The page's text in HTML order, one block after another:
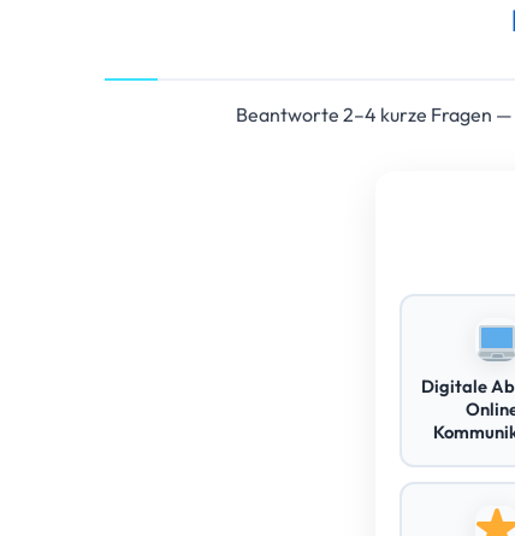
Beantworte 2–4 kurze Fragen
Digitale